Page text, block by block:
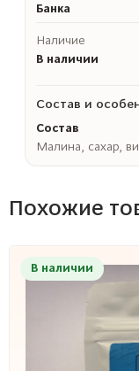
Банка
Наличие
В наличии
Состав и
Состав
Малина, сахар,
Похожие
В наличии